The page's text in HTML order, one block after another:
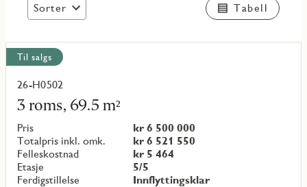
Sorter Tabell
Vis
alle
objekt
Til salgs
26-H0502
3 roms, 69.5 m²
Pris
kr 6 500 000
Totalpris inkl. omk.
kr 6 521 550
Felleskostnad
kr 5 464
Etasje
5/5
Ferdigstillelse
Innflyttingsklar
Les
mer
om
objekt
{objectNumber}